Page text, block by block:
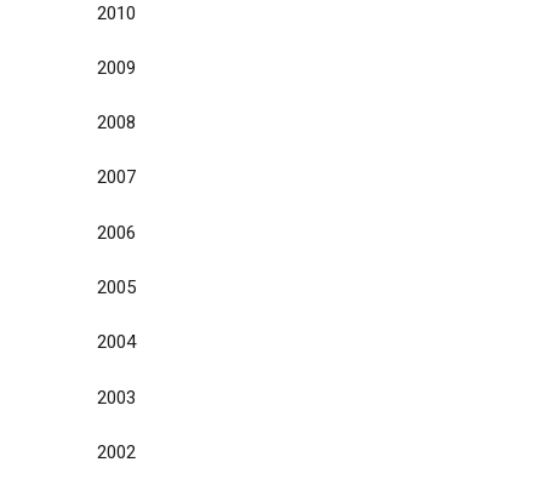
2010
2009
2008
2007
2006
2005
2004
2003
2002